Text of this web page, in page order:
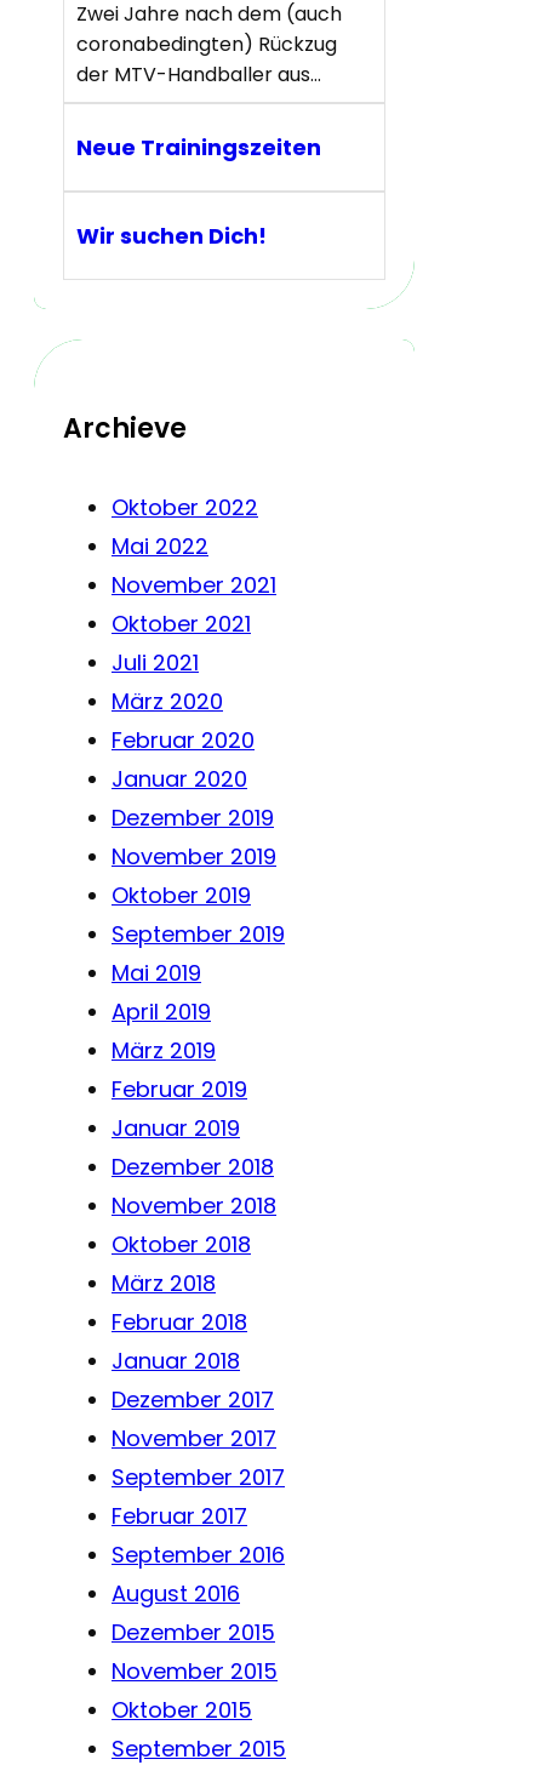
Zwei Jahre nach dem (auch
coronabedingten) Rückzug
der MTV-Handballer aus…
Neue Trainingszeiten
Wir suchen Dich!
Archieve
Oktober 2022
Mai 2022
November 2021
Oktober 2021
Juli 2021
März 2020
Februar 2020
Januar 2020
Dezember 2019
November 2019
Oktober 2019
September 2019
Mai 2019
April 2019
März 2019
Februar 2019
Januar 2019
Dezember 2018
November 2018
Oktober 2018
März 2018
Februar 2018
Januar 2018
Dezember 2017
November 2017
September 2017
Februar 2017
September 2016
August 2016
Dezember 2015
November 2015
Oktober 2015
September 2015